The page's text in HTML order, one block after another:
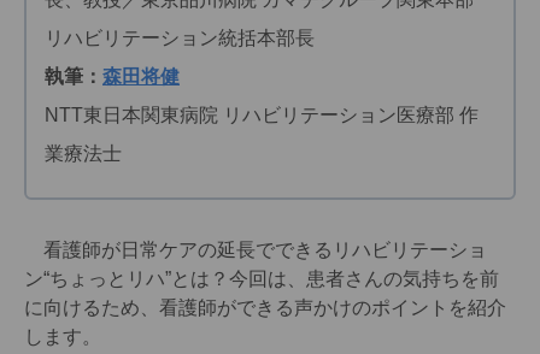
リハビリテーション統括本部長
執筆： 森田将健
NTT東日本関東病院 リハビリテーション医療部 作
業療法士
看護師が日常ケアの延長でできるリハビリテーショ
ン“ちょっとリハ”とは？今回は、患者さんの気持ちを前
に向けるため、看護師ができる声かけのポイントを紹介
します。